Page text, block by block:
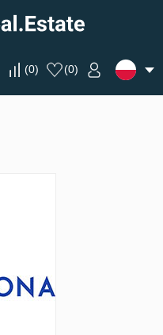
(0) (0)